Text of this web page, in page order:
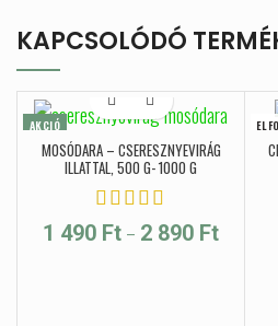
KAPCSOLÓDÓ
AKCIÓ
MOSÓDARA – CSERESZNYEVIRÁG
ILLATTAL, 500 G- 1000 G
1 490 Ft – 2 890 Ft